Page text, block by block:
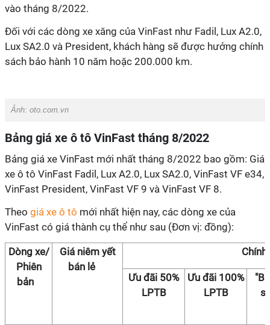
vào tháng 8/2022.
Đối với các dòng xe xăng của VinFast như Fadil, Lux A2.0,
Lux SA2.0 và President, khách hàng sẽ được hưởng chính
sách bảo hành 10 năm hoặc 200.000 km.
Ảnh: oto.com.vn
Bảng giá xe ô tô VinFast tháng 8/2022
Bảng giá xe VinFast mới nhất tháng 8/2022 bao gồm: Giá
xe ô tô VinFast Fadil, Lux A2.0, Lux SA2.0, VinFast VF e34,
VinFast President, VinFast VF 9 và VinFast VF 8.
Theo giá xe ô tô mới nhất hiện nay, các dòng xe của
VinFast có giá thành cụ thể như sau (Đơn vị: đồng):
Dòng xe/
Phiên
bản
Giá niêm yết
bán lẻ
Ưu đãi 50%
LPTB
Ưu đãi 100%
LPTB